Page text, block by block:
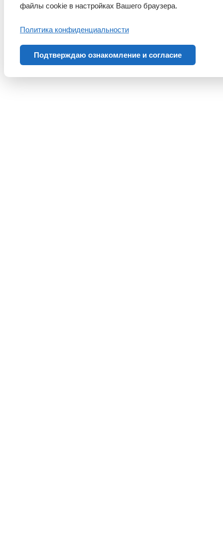
файлы cookie в настройках Вашего браузера.
Политика конфиденциальности
Подтверждаю ознакомление и согласие